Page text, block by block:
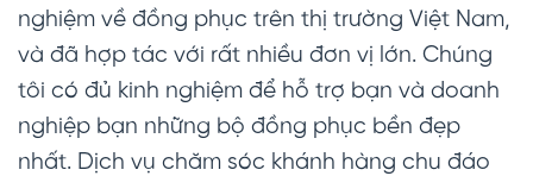
nghiệm về đồng phục trên thị trường Việt Nam,
và đã hợp tác với rất nhiều đơn vị lớn. Chúng
tôi có đủ kinh nghiệm để hỗ trợ bạn và doanh
nghiệp bạn những bộ đồng phục bền đẹp
nhất. Dịch vụ chăm sóc khánh hàng chu đáo